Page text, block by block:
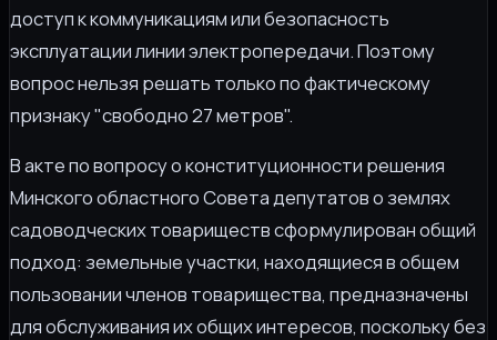
доступ к коммуникациям или безопасность
эксплуатации линии электропередачи. Поэтому
вопрос нельзя решать только по фактическому
признаку "свободно 27 метров".
В акте по вопросу о конституционности решения
Минского областного Совета депутатов о землях
садоводческих товариществ сформулирован общий
подход: земельные участки, находящиеся в общем
пользовании членов товарищества, предназначены
для обслуживания их общих интересов, поскольку без